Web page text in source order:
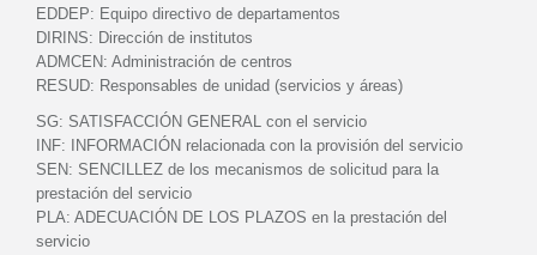
EDDEP: Equipo directivo de departamentos
DIRINS: Dirección de institutos
ADMCEN: Administración de centros
RESUD: Responsables de unidad (servicios y áreas)
SG: SATISFACCIÓN GENERAL con el servicio
INF:
INFORMACIÓN relacionada con la provisión del servicio
SEN: SENCILLEZ de los mecanismos de solicitud para la
prestación del servicio
PLA: ADECUACIÓN DE LOS PLAZOS en la prestación del
servicio